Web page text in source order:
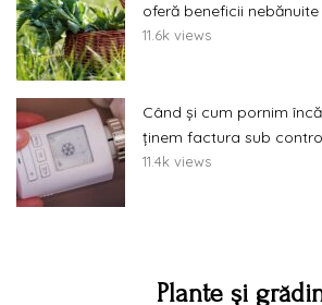
oferă beneficii nebănuite
11.6k views
Când și cum pornim
ținem factura sub
11.4k views
Plante și